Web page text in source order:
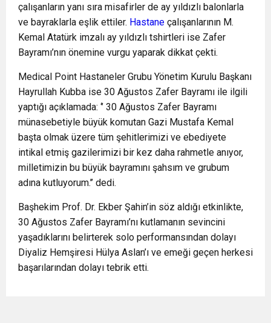
çalışanların yanı sıra misafirler de ay yıldızlı balonlarla
ve bayraklarla eşlik ettiler. Hastane çalışanlarının M.
Kemal Atatürk imzalı ay yıldızlı tshirtleri ise Zafer
Bayramı’nın önemine vurgu yaparak dikkat çekti.
Medical Point Hastaneler Grubu Yönetim Kurulu Başkanı
Hayrullah Kubba ise 30 Ağustos Zafer Bayramı ile ilgili
yaptığı açıklamada: ‘’ 30 Ağustos Zafer Bayramı
münasebetiyle büyük komutan Gazi Mustafa Kemal
başta olmak üzere tüm şehitlerimizi ve ebediyete
intikal etmiş gazilerimizi bir kez daha rahmetle anıyor,
milletimizin bu büyük bayramını şahsım ve grubum
adına kutluyorum.’’ dedi.
Başhekim Prof. Dr. Ekber Şahin’in söz aldığı etkinlikte,
30 Ağustos Zafer Bayramı’nı kutlamanın sevincini
yaşadıklarını belirterek solo performansından dolayı
Diyaliz Hemşiresi Hülya Aslan’ı ve emeği geçen herkesi
başarılarından dolayı tebrik etti.